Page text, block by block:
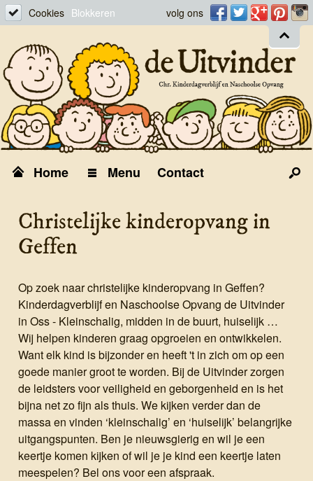
Cookies Blokkeren volg ons Facebook
Twitter
Home
Menu
Kinderopvang
0-4 groep
Kleinschalig
Contact
Christelijke kinderopvang in
Geffen
Op zoek naar christelijke kinderopvang in Geffen?
Kinderdagverblijf en Naschoolse Opvang de Uitvinder
in Oss - Kleinschalig, midden in de buurt, huiselijk …
Wij helpen kinderen graag opgroeien en ontwikkelen.
Want elk kind is bijzonder en heeft 't in zich om op een
goede manier groot te worden. Bij de Uitvinder zorgen
de leidsters voor veiligheid en geborgenheid en is het
bijna net zo fijn als thuis. We kijken verder dan de
massa en vinden ‘kleinschalig’ en ‘huiselijk’ belangrijke
uitgangspunten. Ben je nieuwsgierig en wil je een
keertje komen kijken of wil je je kind een keertje laten
meespelen? Bel ons voor een afspraak.